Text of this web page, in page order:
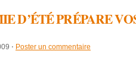
D’ÉTÉ PRÉPARE
⋅ Poster un commentaire